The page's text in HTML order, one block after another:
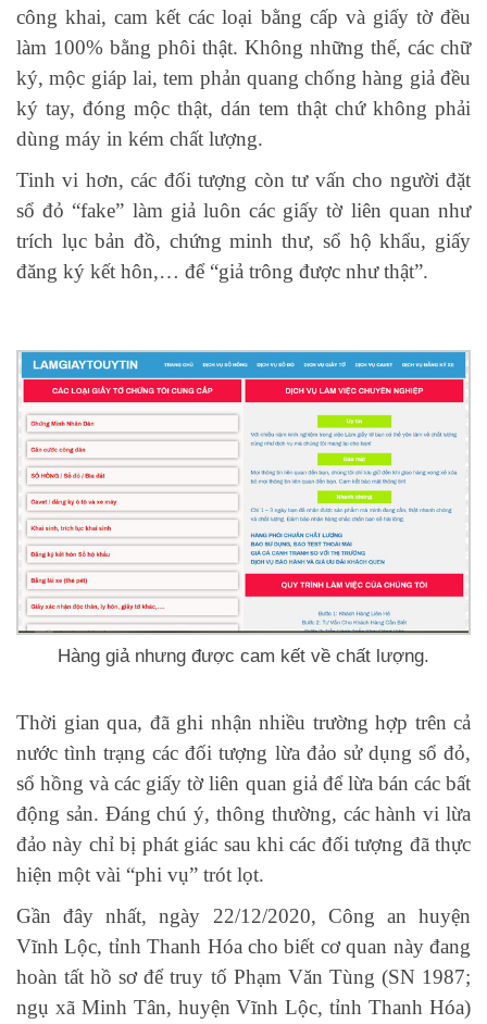
công khai, cam kết các loại bằng cấp và giấy tờ đều
làm 100% bằng phôi thật. Không những thế, các chữ
ký, mộc giáp lai, tem phản quang chống hàng giả đều
ký tay, đóng mộc thật, dán tem thật chứ không phải
dùng máy in kém chất lượng.
Tinh vi hơn, các đối tượng còn tư vấn cho người đặt
sổ đỏ “fake” làm giả luôn các giấy tờ liên quan như
trích lục bản đồ, chứng minh thư, sổ hộ khẩu, giấy
đăng ký kết hôn,… để “giả trông được như thật”.
Hàng giả nhưng được cam kết về chất lượng.
Thời gian qua, đã ghi nhận nhiều trường hợp trên cả
nước tình trạng các đối tượng lừa đảo sử dụng sổ đỏ,
sổ hồng và các giấy tờ liên quan giả để lừa bán các bất
động sản. Đáng chú ý, thông thường, các hành vi lừa
đảo này chỉ bị phát giác sau khi các đối tượng đã thực
hiện một vài “phi vụ” trót lọt.
Gần đây nhất, ngày 22/12/2020, Công an huyện
Vĩnh Lộc, tỉnh Thanh Hóa cho biết cơ quan này đang
hoàn tất hồ sơ để truy tố Phạm Văn Tùng (SN 1987;
ngụ xã Minh Tân, huyện Vĩnh Lộc, tỉnh Thanh Hóa)